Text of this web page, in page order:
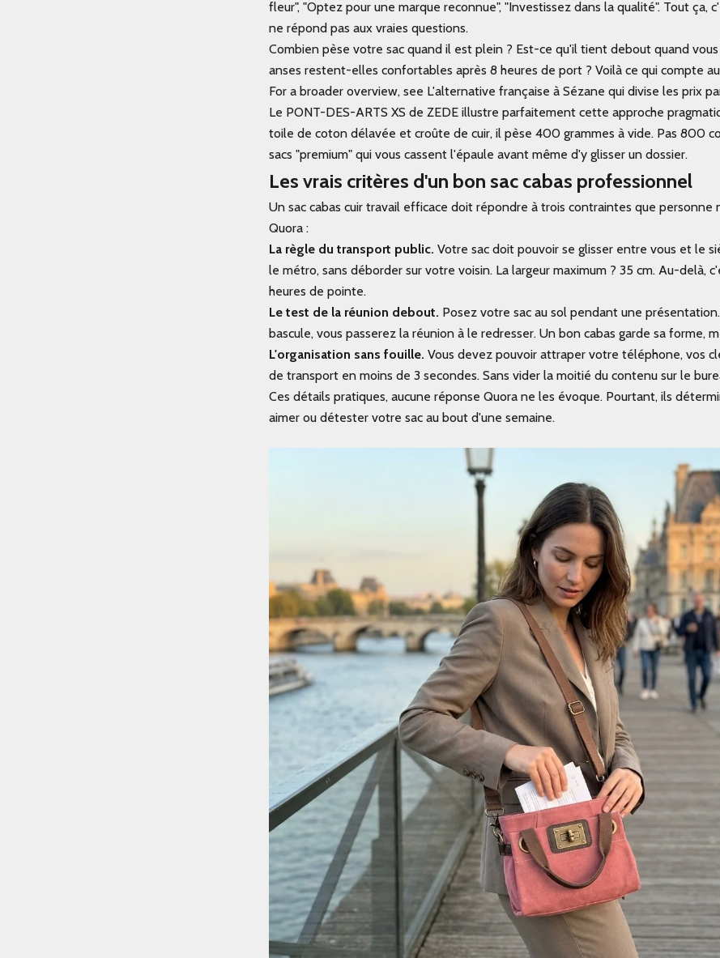
fleur", "Optez pour une marque reconnue", "Investissez dans la qualité". Tout ça,
ne répond pas aux vraies questions.
Combien pèse votre sac quand il est plein ? Est-ce qu'il tient debout quand
anses restent-elles confortables après 8 heures de port ? Voilà ce qui compte
For a broader overview, see L'alternative française à Sézane qui divise les prix
Le PONT-DES-ARTS XS de ZEDE illustre parfaitement cette approche
toile de coton délavée et croûte de cuir, il pèse 400 grammes à vide. Pas 800
sacs "premium" qui vous cassent l'épaule avant même d'y glisser un dossier.
Les vrais critères d'un bon sac cabas professionnel
Un sac cabas cuir travail efficace doit répondre à trois contraintes que personne
Quora :
La règle du transport public. Votre sac doit pouvoir se glisser entre vous et le
le métro, sans déborder sur votre voisin. La largeur maximum ? 35 cm. Au-delà,
heures de pointe.
Le test de la réunion debout. Posez votre sac au sol pendant une
bascule, vous passerez la réunion à le redresser. Un bon cabas garde sa forme,
L'organisation sans fouille. Vous devez pouvoir attraper votre téléphone, vos
de transport en moins de 3 secondes. Sans vider la moitié du contenu sur le
Ces détails pratiques, aucune réponse Quora ne les évoque. Pourtant, ils
aimer ou détester votre sac au bout d'une semaine.